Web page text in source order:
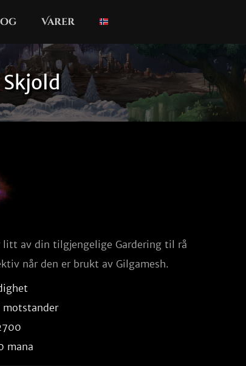
Varer
av din tilgjengelige Gardering til rå
når den er brukt av Gilgamesh.
motstander
mana